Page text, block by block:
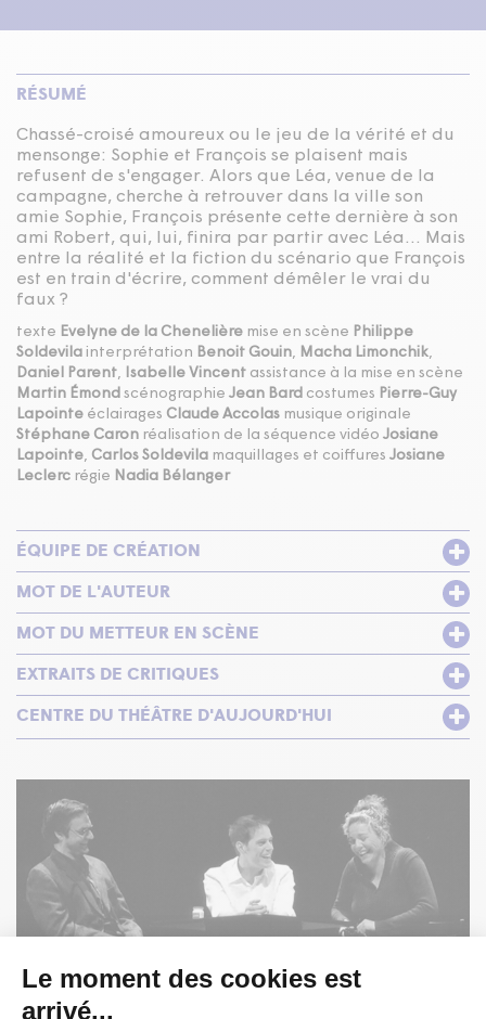
RÉSUMÉ
Chassé-croisé amoureux ou le jeu de la vérité et du
mensonge: Sophie et François se plaisent mais
refusent de s'engager. Alors que Léa, venue de la
campagne, cherche à retrouver dans la ville son
amie Sophie, François présente cette dernière à son
ami Robert, qui, lui, finira par partir avec Léa... Mais
entre la réalité et la fiction du scénario que François
est en train d'écrire, comment démêler le vrai du
faux ?
texte Evelyne de la Chenelière mise en scène Philippe
Soldevila interprétation Benoit Gouin, Macha Limonchik,
Daniel Parent, Isabelle Vincent assistance à la mise en scène
Martin Émond scénographie Jean Bard costumes Pierre-Guy
Lapointe éclairages Claude Accolas musique originale
Stéphane Caron réalisation de la séquence vidéo Josiane
Lapointe, Carlos Soldevila maquillages et coiffures Josiane
Leclerc régie Nadia Bélanger
ÉQUIPE DE CRÉATION
MOT DE L'AUTEUR
MOT DU METTEUR EN SCÈNE
EXTRAITS DE CRITIQUES
CENTRE DU THÉÂTRE D'AUJOURD'HUI